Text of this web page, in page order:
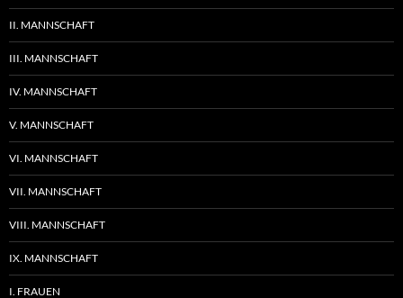
II. MANNSCHAFT
III. MANNSCHAFT
IV. MANNSCHAFT
V. MANNSCHAFT
VI. MANNSCHAFT
VII. MANNSCHAFT
VIII. MANNSCHAFT
IX. MANNSCHAFT
I. FRAUEN